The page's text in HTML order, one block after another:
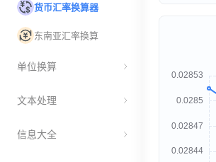
货币汇率换算器
东南亚汇率换算
单位换算
文本处理
信息大全